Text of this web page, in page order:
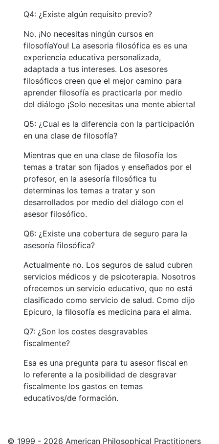
Q4: ¿Existe algún requisito previo?
No. ¡No necesitas ningún cursos en
filosofíaYou! La asesoria filosófica es es una
experiencia educativa personalizada,
adaptada a tus intereses. Los asesores
filosóficos creen que el mejor camino para
aprender filosofía es practicarla por medio
del diálogo ¡Solo necesitas una mente abierta!
Q5: ¿Cual es la diferencia con la participación
en una clase de filosofía?
Mientras que en una clase de filosofía los
temas a tratar son fijados y enseñados por el
profesor, en la asesoría filosófica tu
determinas los temas a tratar y son
desarrollados por medio del diálogo con el
asesor filosófico.
Q6: ¿Existe una cobertura de seguro para la
asesoría filosófica?
Actualmente no. Los seguros de salud cubren
servicios médicos y de psicoterapia. Nosotros
ofrecemos un servicio educativo, que no está
clasificado como servicio de salud. Como dijo
Epicuro, la filosofía es medicina para el alma.
Q7: ¿Son los costes desgravables
fiscalmente?
Esa es una pregunta para tu asesor fiscal en
lo referente a la posibilidad de desgravar
fiscalmente los gastos en temas
educativos/de formación.
© 1999 - 2026 American Philosophical Practitioners